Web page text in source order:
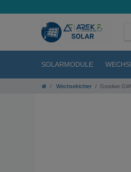
SOLARMODULE
Wechselrichter Goodwe